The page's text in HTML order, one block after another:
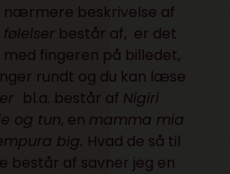
nærmere beskrivelse af
består af, er det
fingeren på billedet,
rundt og du kan læse
bl.a. består af Nigiri
og tun, en mamma mia
big. Hvad de så til
af savner jeg en